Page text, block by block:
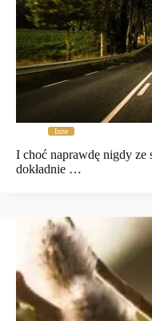
Inne
I choć naprawdę nigdy ze
dokładnie …